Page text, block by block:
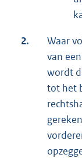
2.
Waar
van
wordt
tot het